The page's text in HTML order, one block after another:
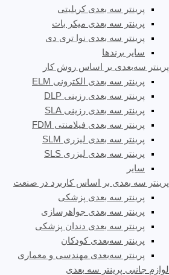
پرینتر سه بعدی کریلیتی
پرینتر سه بعدی میکر بات
پرینتر سه بعدی نوا تری دی
سایر برندها
پرینتر سه‌بعدی بر اساس روش کار
پرینتر سه بعدی الکترونی ELM
پرینتر سه بعدی رزینی DLP
پرینتر سه بعدی رزینی SLA
پرینتر سه بعدی فیلامنتی FDM
پرینتر سه بعدی لیزری SLM
پرینتر سه بعدی لیزری SLS
سایر
پرینتر سه بعدی بر اساس کاربرد در صنعت
پرینتر سه بعدی پزشکی
پرینتر سه بعدی جواهرسازی
پرینتر سه بعدی دندان پزشکی
پرینتر سه‌بعدی کودکان
پرینتر سه‌بعدی مهندسی و معماری
لوازم جانبی پرینتر سه بعدی